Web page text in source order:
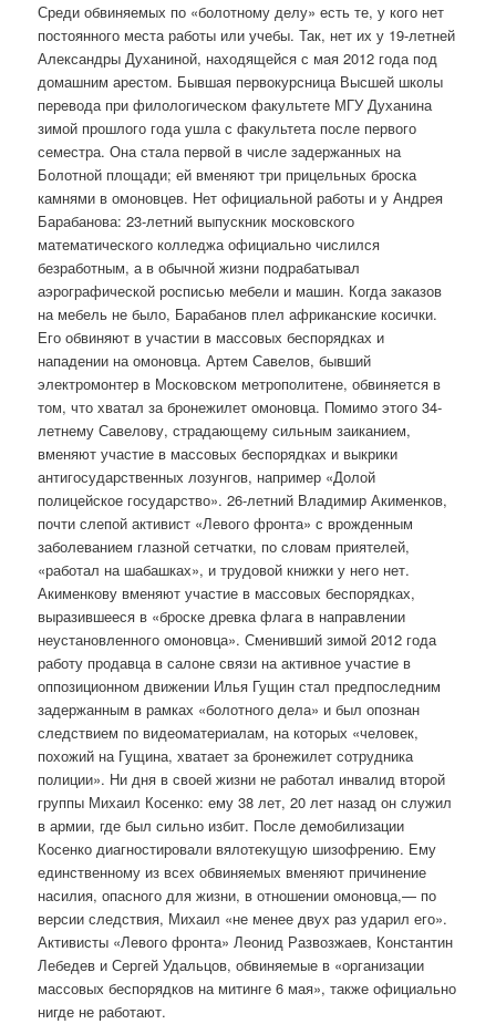
Среди обвиняемых по «болотному делу» есть те, у кого нет
постоянного места работы или учебы. Так, нет их у 19-летней
Александры Духаниной, находящейся с мая 2012 года под
домашним арестом. Бывшая первокурсница Высшей школы
перевода при филологическом факультете МГУ Духанина
зимой прошлого года ушла с факультета после первого
семестра. Она стала первой в числе задержанных на
Болотной площади; ей вменяют три прицельных броска
камнями в омоновцев. Нет официальной работы и у Андрея
Барабанова: 23-летний выпускник московского
математического колледжа официально числился
безработным, а в обычной жизни подрабатывал
аэрографической росписью мебели и машин. Когда заказов
на мебель не было, Барабанов плел африканские косички.
Его обвиняют в участии в массовых беспорядках и
нападении на омоновца. Артем Савелов, бывший
электромонтер в Московском метрополитене, обвиняется в
том, что хватал за бронежилет омоновца. Помимо этого 34-
летнему Савелову, страдающему сильным заиканием,
вменяют участие в массовых беспорядках и выкрики
антигосударственных лозунгов, например «Долой
полицейское государство». 26-летний Владимир Акименков,
почти слепой активист «Левого фронта» с врожденным
заболеванием глазной сетчатки, по словам приятелей,
«работал на шабашках», и трудовой книжки у него нет.
Акименкову вменяют участие в массовых беспорядках,
выразившееся в «броске древка флага в направлении
неустановленного омоновца». Сменивший зимой 2012 года
работу продавца в салоне связи на активное участие в
оппозиционном движении Илья Гущин стал предпоследним
задержанным в рамках «болотного дела» и был опознан
следствием по видеоматериалам, на которых «человек,
похожий на Гущина, хватает за бронежилет сотрудника
полиции». Ни дня в своей жизни не работал инвалид второй
группы Михаил Косенко: ему 38 лет, 20 лет назад он служил
в армии, где был сильно избит. После демобилизации
Косенко диагностировали вялотекущую шизофрению. Ему
единственному из всех обвиняемых вменяют причинение
насилия, опасного для жизни, в отношении омоновца,— по
версии следствия, Михаил «не менее двух раз ударил его».
Активисты «Левого фронта» Леонид Развозжаев, Константин
Лебедев и Сергей Удальцов, обвиняемые в «организации
массовых беспорядков на митинге 6 мая», также официально
нигде не работают.